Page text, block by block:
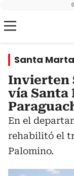
Santa Marta
Invierten
vía Santa
En el
rehabilitó el
Palomino.